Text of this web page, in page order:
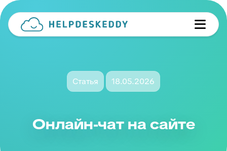
Статья 18.05.2026
Онлайн-чат на сайте